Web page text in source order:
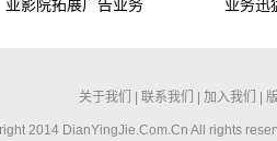
亚影院拓展广告业务
业务迅
关于我们 联系我们 加入我们
2014 DianYingJie.Com.Cn All rights